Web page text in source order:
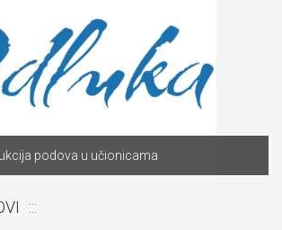
podova u učionicama